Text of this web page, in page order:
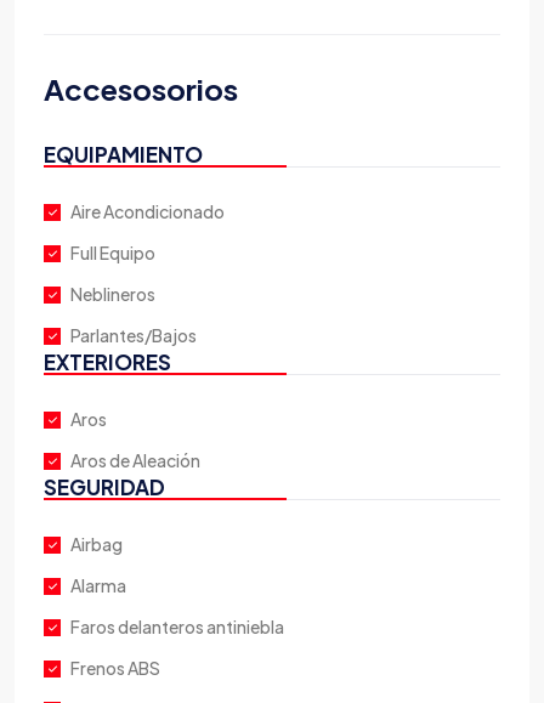
Accesosorios
EQUIPAMIENTO
Aire Acondicionado
Full Equipo
Neblineros
Parlantes/Bajos
EXTERIORES
Aros
Aros de Aleación
SEGURIDAD
Airbag
Alarma
Faros delanteros antiniebla
Frenos ABS